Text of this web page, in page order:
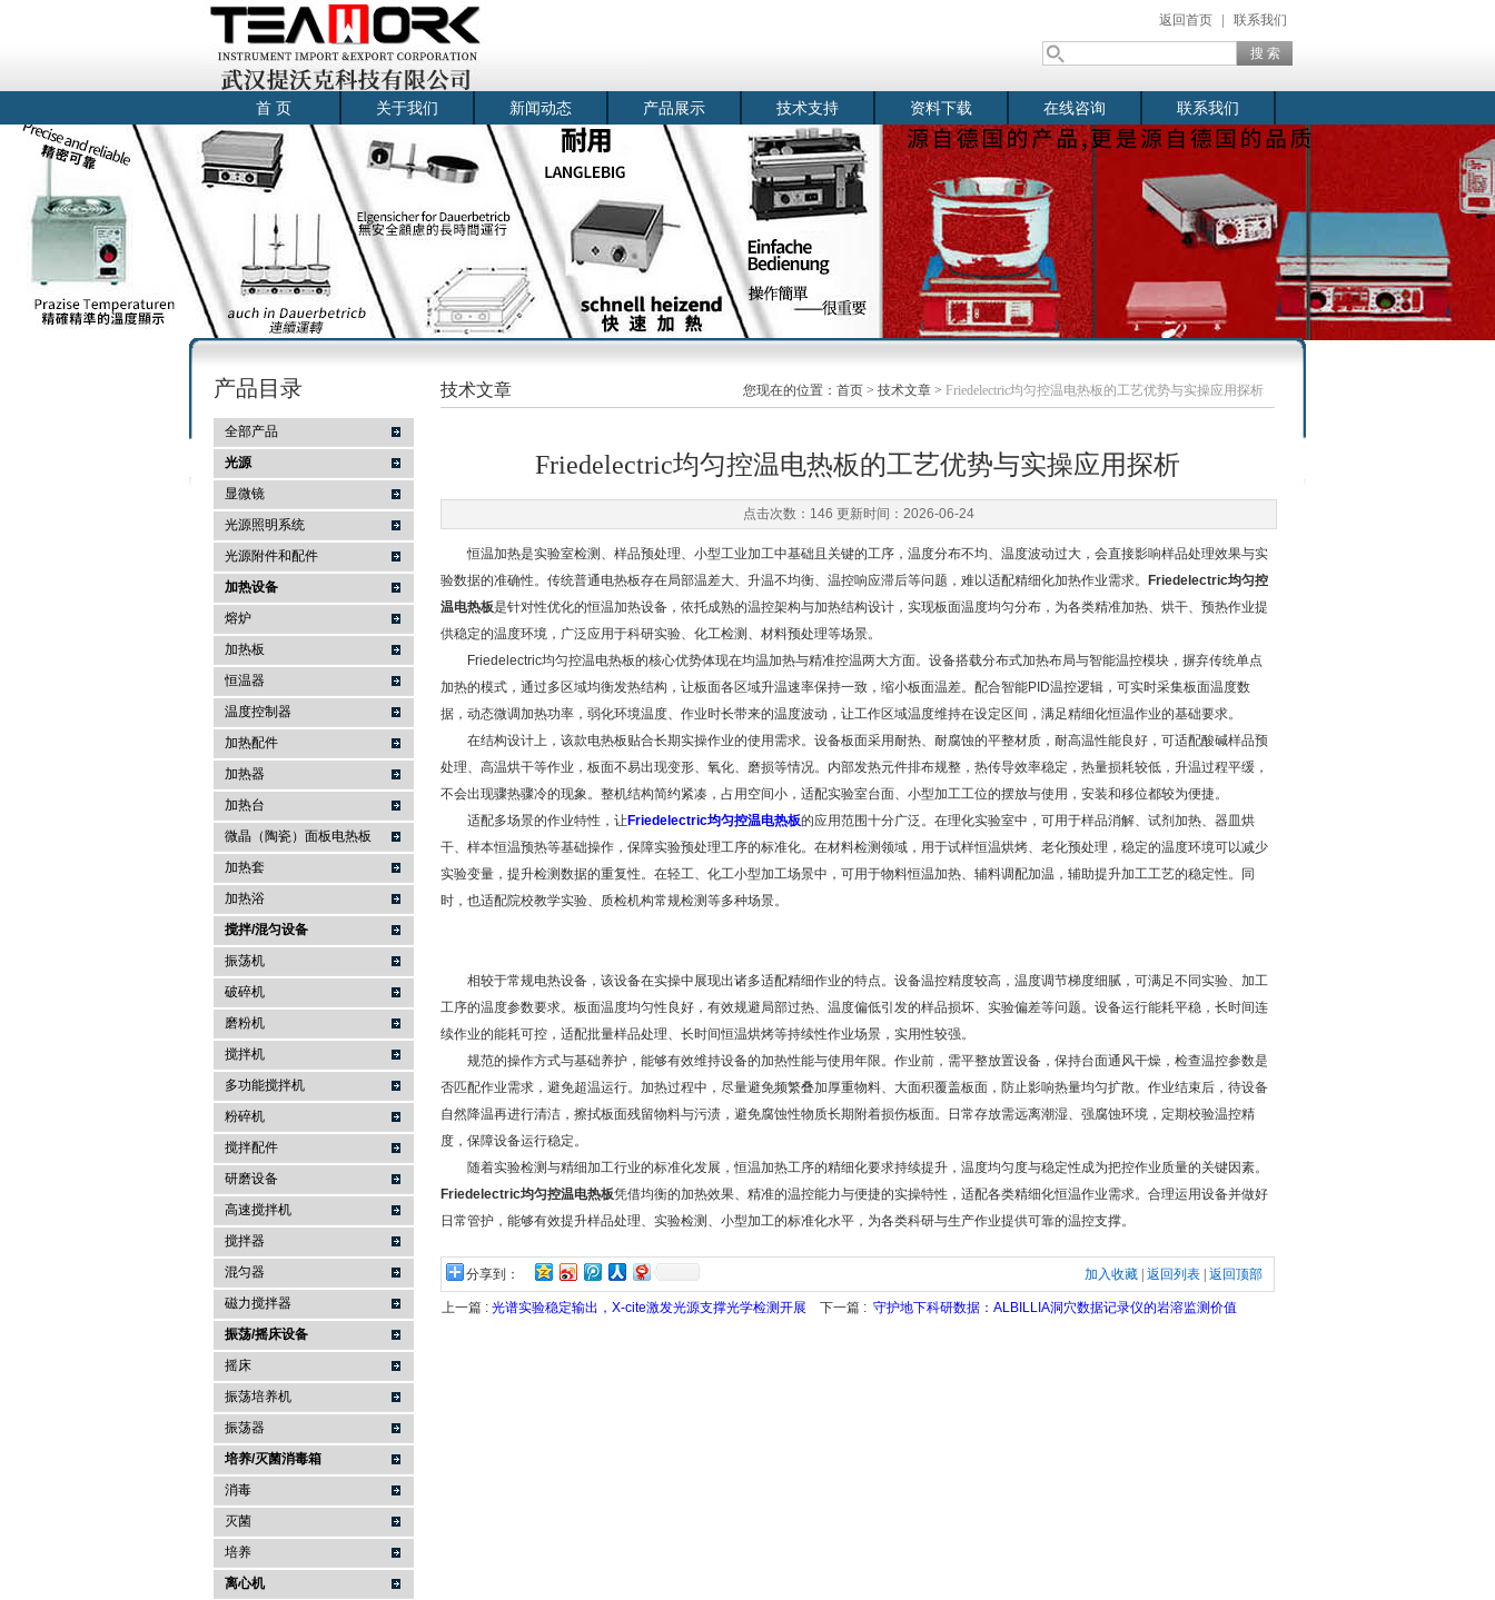
武汉提沃克科技有限公司
返回首页 联系我们
首 页 关于我们 新闻动态 产品展示 技术支持 资料下载 在线咨询 联系我们
产品目录
全部产品
光源
显微镜
光源照明系统
光源附件和配件
加热设备
熔炉
加热板
恒温器
温度控制器
加热配件
加热器
加热台
微晶（陶瓷）面板电热板
加热套
加热浴
搅拌/混匀设备
振荡机
破碎机
磨粉机
搅拌机
多功能搅拌机
粉碎机
搅拌配件
研磨设备
高速搅拌机
搅拌器
混匀器
磁力搅拌器
振荡/摇床设备
摇床
振荡培养机
振荡器
培养/灭菌消毒箱
消毒
灭菌
培养
离心机
技术文章 您现在的位置： 首页 > 技术文章 > Friedelectric均匀控温电热板的工艺优势与实操应用探析
Friedelectric均匀控温电热板的工艺优势与实操应用探析
点击次数：146 更新时间：2026-06-24
恒温加热是实验室检测、样品预处理、小型工业加工中基础且关键的工序，温度分布不均、温度波动过大，会直接影响样品处理效果与实
验数据的准确性。传统普通电热板存在局部温差大、升温不均衡、温控响应滞后等问题，难以适配精细化加热作业需求。
Friedelectric均匀控
温电热板是针对性优化的恒温加热设备，依托成熟的温控架构与加热结构设计，实现板面温度均匀分布，为各类精准加热、烘干、预热作业提
供稳定的温度环境，广泛应用于科研实验、化工检测、材料预处理等场景。
Friedelectric均匀控温电热板的核心优势体现在均温加热与精准控温两大方面。设备搭载分布式加热布局与智能温控模块，摒弃传统单点
加热的模式，通过多区域均衡发热结构，让板面各区域升温速率保持一致，缩小板面温差。配合智能PID温控逻辑，可实时采集板面温度数
据，动态微调加热功率，弱化环境温度、作业时长带来的温度波动，让工作区域温度维持在设定区间，满足精细化恒温作业的基础要求。
在结构设计上，该款电热板贴合长期实操作业的使用需求。设备板面采用耐热、耐腐蚀的平整材质，耐高温性能良好，可适配酸碱样品预
处理、高温烘干等作业，板面不易出现变形、氧化、磨损等情况。内部发热元件排布规整，热传导效率稳定，热量损耗较低，升温过程平缓，
不会出现骤热骤冷的现象。整机结构简约紧凑，占用空间小，适配实验室台面、小型加工工位的摆放与使用，安装和移位都较为便捷。
适配多场景的作业特性，让Friedelectric均匀控温电热板的应用范围十分广泛。在理化实验室中，可用于样品消解、试剂加热、器皿烘
干、样本恒温预热等基础操作，保障实验预处理工序的标准化。在材料检测领域，用于试样恒温烘烤、老化预处理，稳定的温度环境可以减少
实验变量，提升检测数据的重复性。在轻工、化工小型加工场景中，可用于物料恒温加热、辅料调配加温，辅助提升加工工艺的稳定性。同
时，也适配院校教学实验、质检机构常规检测等多种场景。
相较于常规电热设备，该设备在实操中展现出诸多适配精细作业的特点。设备温控精度较高，温度调节梯度细腻，可满足不同实验、加工
工序的温度参数要求。板面温度均匀性良好，有效规避局部过热、温度偏低引发的样品损坏、实验偏差等问题。设备运行能耗平稳，长时间连
续作业的能耗可控，适配批量样品处理、长时间恒温烘烤等持续性作业场景，实用性较强。
规范的操作方式与基础养护，能够有效维持设备的加热性能与使用年限。作业前，需平整放置设备，保持台面通风干燥，检查温控参数是
否匹配作业需求，避免超温运行。加热过程中，尽量避免频繁叠加厚重物料、大面积覆盖板面，防止影响热量均匀扩散。作业结束后，待设备
自然降温再进行清洁，擦拭板面残留物料与污渍，避免腐蚀性物质长期附着损伤板面。日常存放需远离潮湿、强腐蚀环境，定期校验温控精
度，保障设备运行稳定。
随着实验检测与精细加工行业的标准化发展，恒温加热工序的精细化要求持续提升，温度均匀度与稳定性成为把控作业质量的关键因素。
Friedelectric均匀控温电热板凭借均衡的加热效果、精准的温控能力与便捷的实操特性，适配各类精细化恒温作业需求。合理运用设备并做好
日常管护，能够有效提升样品处理、实验检测、小型加工的标准化水平，为各类科研与生产作业提供可靠的温控支撑。
分享到： 加入收藏 返回列表 返回顶部
上一篇 : 光谱实验稳定输出，X-cite激发光源支撑光学检测开展 下一篇 : 守护地下科研数据：ALBILLIA洞穴数据记录仪的岩溶监测价值